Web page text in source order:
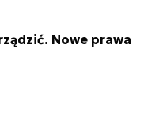
Nowe prawa